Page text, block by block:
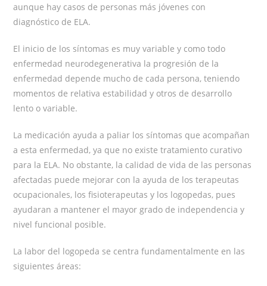
aunque hay casos de personas más jóvenes con
diagnóstico de ELA.
El inicio de los síntomas es muy variable y como todo
enfermedad neurodegenerativa la progresión de la
enfermedad depende mucho de cada persona, teniendo
momentos de relativa estabilidad y otros de desarrollo
lento o variable.
La medicación ayuda a paliar los síntomas que acompañan
a esta enfermedad, ya que no existe tratamiento curativo
para la ELA. No obstante, la calidad de vida de las personas
afectadas puede mejorar con la ayuda de los terapeutas
ocupacionales, los fisioterapeutas y los logopedas, pues
ayudaran a mantener el mayor grado de independencia y
nivel funcional posible.
La labor del logopeda se centra fundamentalmente en las
siguientes áreas: